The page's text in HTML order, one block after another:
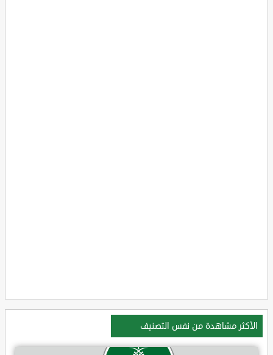
الأكثر مشاهدة من نفس التصنيف